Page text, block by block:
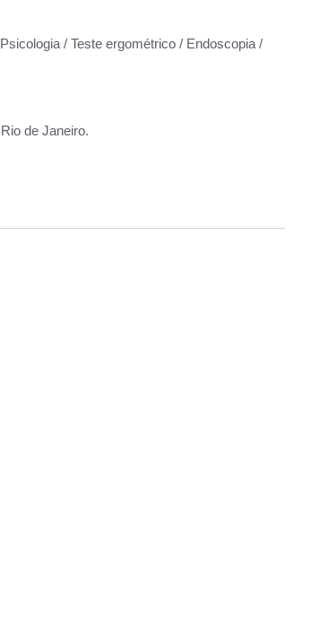
/ Teste ergométrico / Endoscopia /
de Janeiro.